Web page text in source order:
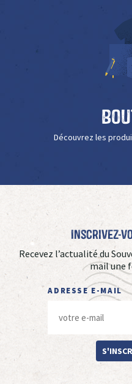
Découvrez les
Inscrivez-
Recevez l’actualité du
mail une
ADRESSE E-MAIL